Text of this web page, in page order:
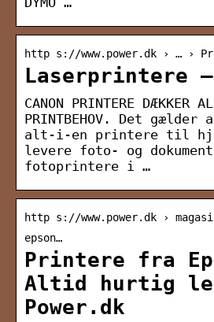
http s://www.power.dk › … ›
Laserprintere –
CANON PRINTERE DÆKKER
PRINTBEHOV. Det
alt-i-en printere til
levere foto- og
fotoprintere i …
http s://www.power.dk ›
epson…
Printere fra
Altid hurtig
Power.dk